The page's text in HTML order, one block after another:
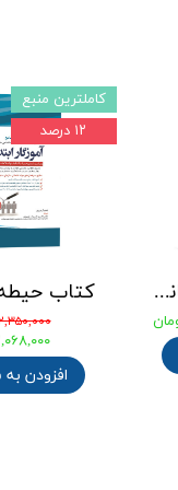
۲,۳۵۰,۰۰۰
۲,۰۶۸,۰۰۰
افزودن
کاملترین منبع
۱۲ درصد
کتاب استخدامی بانک های خصوصی و دولتی (بانکدار) 1404 انتشارات آراه